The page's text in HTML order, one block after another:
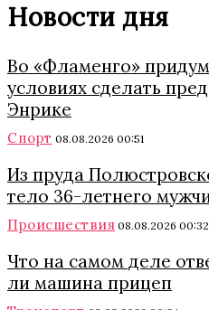
Новости дня
Во «Фламенго»
условиях сделать
Энрике
Спорт 08.08.2026 00:51
Из пруда
тело 36-летнего
Происшествия 08.08.2026 00:32
Что на самом деле
ли машина прицеп